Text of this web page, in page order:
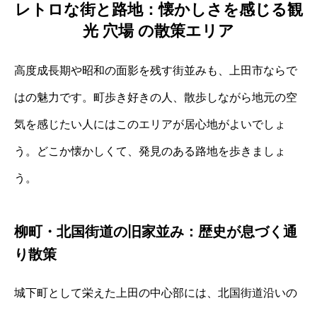
レトロな街と路地：懐かしさを感じる観
光 穴場 の散策エリア
高度成長期や昭和の面影を残す街並みも、上田市ならで
はの魅力です。町歩き好きの人、散歩しながら地元の空
気を感じたい人にはこのエリアが居心地がよいでしょ
う。どこか懐かしくて、発見のある路地を歩きましょ
う。
柳町・北国街道の旧家並み：歴史が息づく通
り散策
城下町として栄えた上田の中心部には、北国街道沿いの